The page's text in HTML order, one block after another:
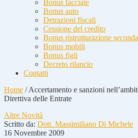
Bonus facciate
Bonus auto
Detrazioni fiscali
Cessione del credito
Bonus ristrutturazione
Bonus mobili
Bonus figli
Decreto rilancio
Contatti
Home /Accertamento e sanzioni
Direttiva delle Entrate
Altre Novità
Scritto da: Dott. Massimiliano Di Michele
16 Novembre 2009